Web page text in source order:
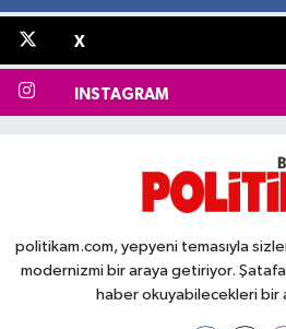
X
INSTAGRAM
politikam.com, yepyeni temasıyla
modernizmi bir araya getiriyor.
haber okuyabilecekleri bir